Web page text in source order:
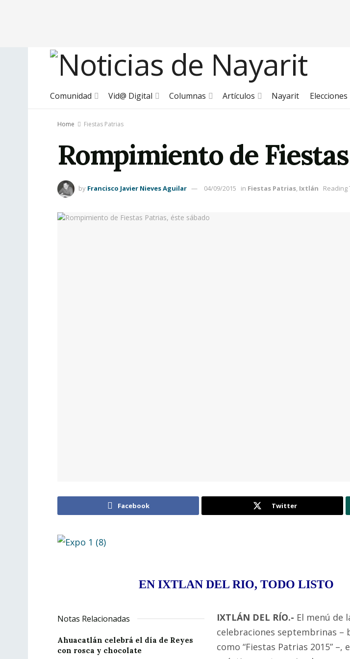
Comunidad Vid@ Digital Columnas Artículos Nayarit Elecciones
Home Fiestas Patrias
Rompimiento de
by Francisco Javier Nieves Aguilar 04/09/2015 in Fiestas Patrias, Ixtlán Reading
Facebook Twitter
EN IXTLAN DEL RIO, TODO LISTO
Notas Relacionadas
Ahuacatlán celebrá el día de Reyes
con rosca y chocolate
IXTLÁN DEL RÍO.- El menú de
celebraciones septembrinas –
como “Fiestas Patrias 2015” –,